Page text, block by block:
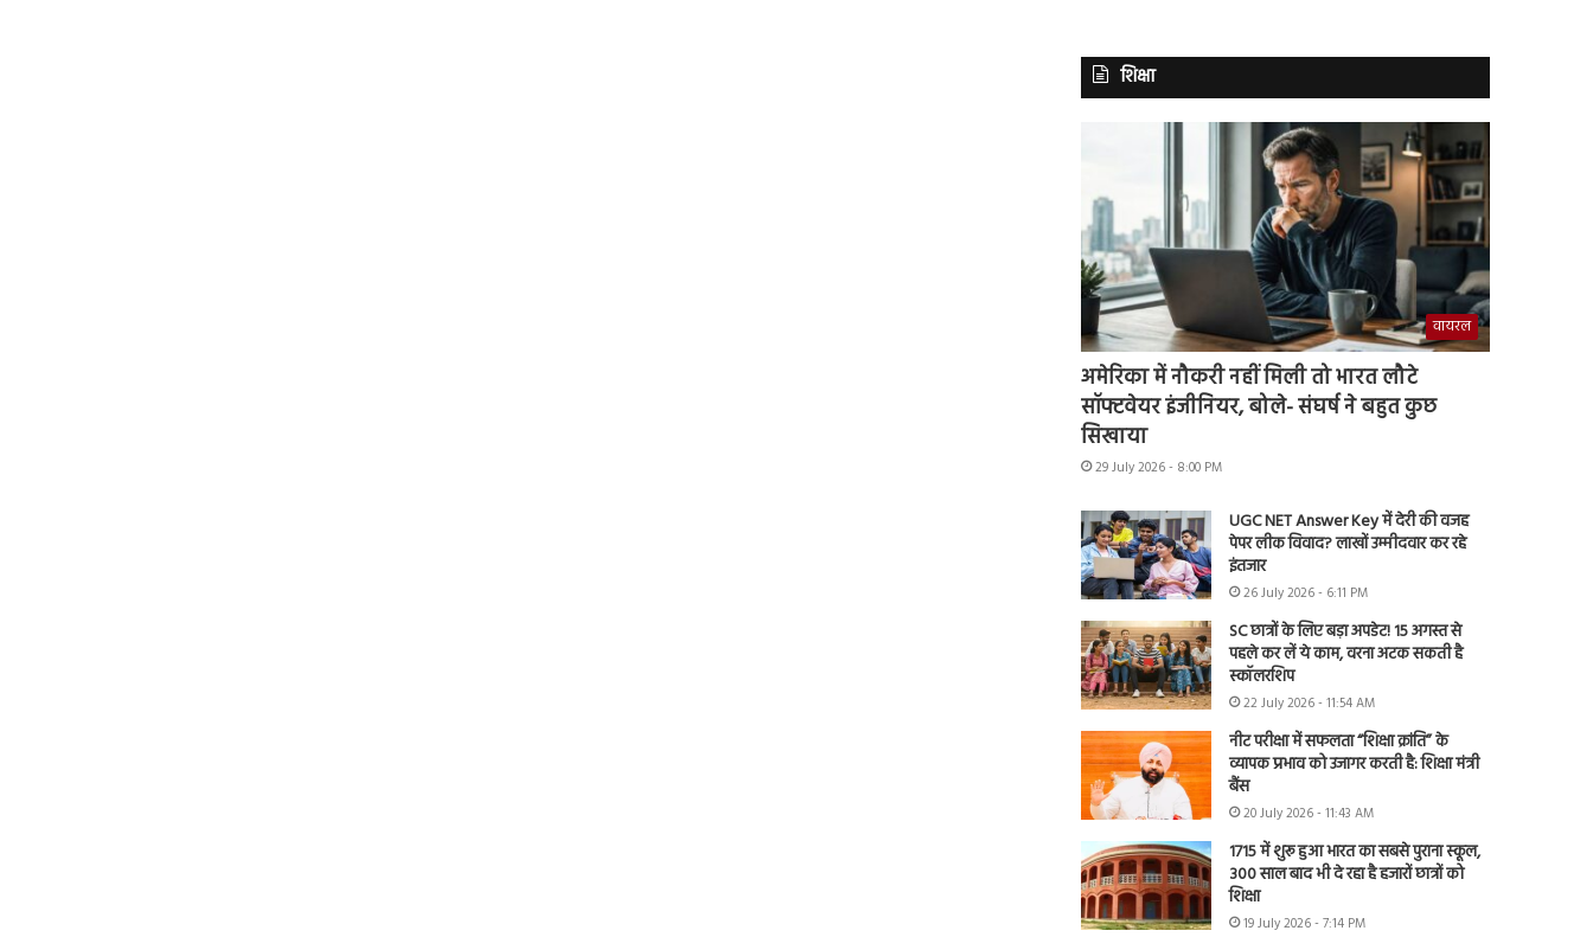
शिक्षा
वायरल
अमेरिका में नौकरी नहीं मिली तो भारत लौटे
सॉफ्टवेयर इंजीनियर, बोले- संघर्ष ने बहुत कुछ
सिखाया
29 July 2026 - 8:00 PM
UGC NET Answer Key में देरी की वजह
पेपर लीक विवाद? लाखों उम्मीदवार कर रहे
इंतजार
26 July 2026 - 6:11 PM
SC छात्रों के लिए बड़ा अपडेट! 15 अगस्त से
पहले कर लें ये काम, वरना अटक सकती है
स्कॉलरशिप
22 July 2026 - 11:54 AM
नीट परीक्षा में सफलता “शिक्षा क्रांति” के
व्यापक प्रभाव को उजागर करती है: शिक्षा मंत्री
बैंस
20 July 2026 - 11:43 AM
1715 में शुरू हुआ भारत का सबसे पुराना स्कूल,
300 साल बाद भी दे रहा है हजारों छात्रों को
शिक्षा
19 July 2026 - 7:14 PM